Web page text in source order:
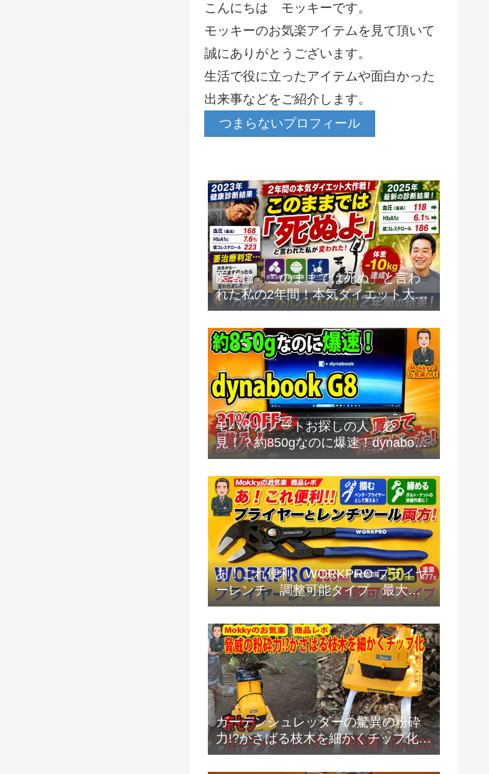
こんにちは モッキーです。
モッキーのお気楽アイテムを見て頂いて
誠にありがとうございます。
生活で役に立ったアイテムや面白かった
出来事などをご紹介します。
つまらないプロフィール
医者に「このままでは死ぬ」と言わ
れた私の2年間！本気ダイエット大作
戦
モバイルノートお探しの人！必
見！？約850gなのに爆速！dynabook
G8 2026年夏モデルを本音レビュー
あ！これ便利 WORKPRO プライヤ
ーレンチ 調整可能タイプ 最大開
口幅 約50mm
ガーデンシュレッダーの驚異の粉砕
力!?かさばる枝木を細かくチップ化
京セラ GS-2020